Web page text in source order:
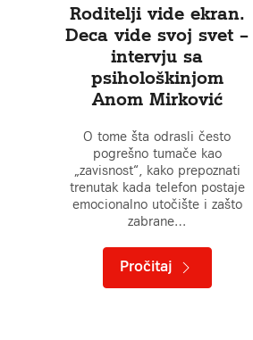
Roditelji vide ekran.
Deca vide svoj svet –
intervju sa
psihološkinjom
Anom Mirković
O tome šta odrasli često
pogrešno tumače kao
„zavisnost“, kako prepoznati
trenutak kada telefon postaje
emocionalno utočište i zašto
zabrane…
Pročitaj